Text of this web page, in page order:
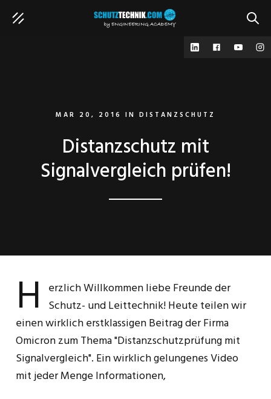
MAR 20, 2016 IN DISTANZSCHUTZ
Distanzschutz mit
Signalvergleich prüfen!
H erzlich Willkommen liebe Freunde der
Schutz- und Leittechnik! Heute teilen wir
einen wirklich erstklassigen Beitrag der Firma
Omicron zum Thema "Distanzschutzprüfung mit
Signalvergleich". Ein wirklich gelungenes Video
mit jeder Menge Informationen,